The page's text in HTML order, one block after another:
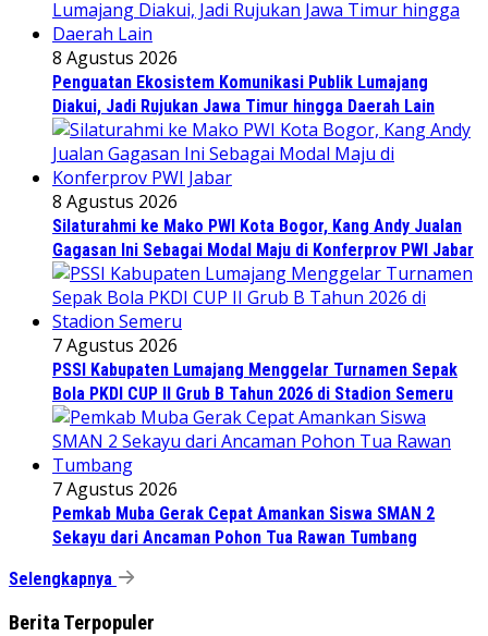
8 Agustus 2026
Penguatan Ekosistem Komunikasi Publik Lumajang
Diakui, Jadi Rujukan Jawa Timur hingga Daerah Lain
8 Agustus 2026
Silaturahmi ke Mako PWI Kota Bogor, Kang Andy Jualan
Gagasan Ini Sebagai Modal Maju di Konferprov PWI Jabar
7 Agustus 2026
PSSI Kabupaten Lumajang Menggelar Turnamen Sepak
Bola PKDI CUP II Grub B Tahun 2026 di Stadion Semeru
7 Agustus 2026
Pemkab Muba Gerak Cepat Amankan Siswa SMAN 2
Sekayu dari Ancaman Pohon Tua Rawan Tumbang
Selengkapnya
Berita Terpopuler